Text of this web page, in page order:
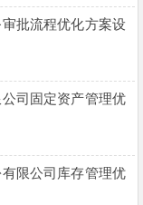
批流程优化方案设
司固定资产管理优
限公司库存管理优